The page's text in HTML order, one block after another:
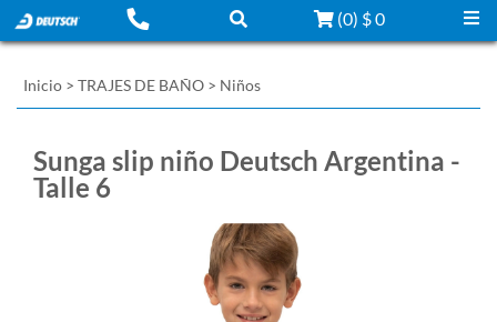
(0) $ 0
Inicio > TRAJES DE BAÑO > Niños
Sunga slip niño Deutsch Argentina -
Talle 6